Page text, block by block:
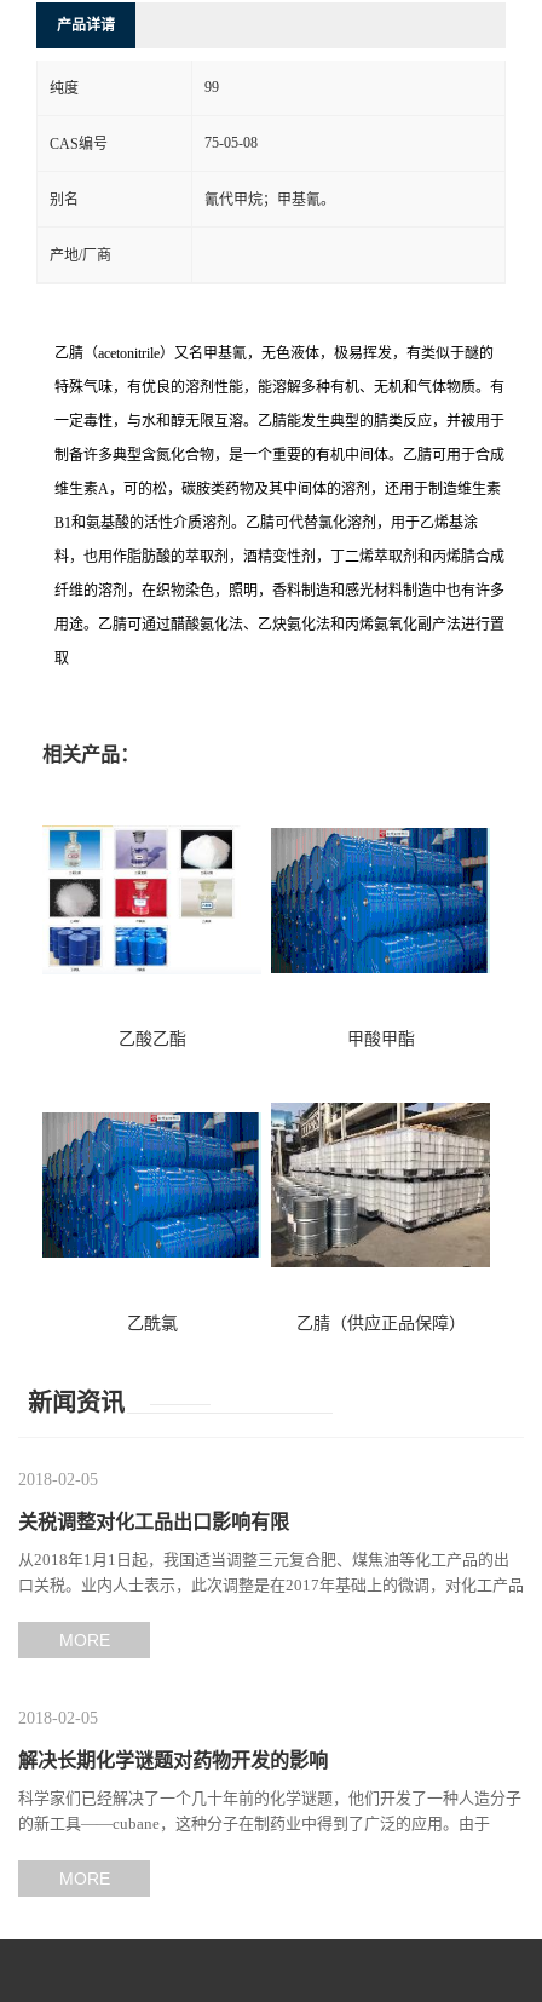
产品详请
纯度 99
CAS编号 75-05-08
别名 氰代甲烷；甲基氰。
产地/厂商
乙腈（acetonitrile）又名甲基氰，无色液体，极易挥发，有类似于醚的
特殊气味，有优良的溶剂性能，能溶解多种有机、无机和气体物质。有
一定毒性，与水和醇无限互溶。乙腈能发生典型的腈类反应，并被用于
制备许多典型含氮化合物，是一个重要的有机中间体。乙腈可用于合成
维生素A，可的松，碳胺类药物及其中间体的溶剂，还用于制造维生素
B1和氨基酸的活性介质溶剂。乙腈可代替氯化溶剂，用于乙烯基涂
料，也用作脂肪酸的萃取剂，酒精变性剂，丁二烯萃取剂和丙烯腈合成
纤维的溶剂，在织物染色，照明，香料制造和感光材料制造中也有许多
用途。乙腈可通过醋酸氨化法、乙炔氨化法和丙烯氨氧化副产法进行置
取
相关产品：
乙酸乙酯 甲酸甲酯
乙酰氯 乙腈（供应正品保障）
新闻资讯
2018-02-05
关税调整对化工品出口影响有限
从2018年1月1日起，我国适当调整三元复合肥、煤焦油等化工产品的出
口关税。业内人士表示，此次调整是在2017年基础上的微调，对化工产品
MORE
2018-02-05
解决长期化学谜题对药物开发的影响
科学家们已经解决了一个几十年前的化学谜题，他们开发了一种人造分子
的新工具——cubane，这种分子在制药业中得到了广泛的应用。由于
MORE